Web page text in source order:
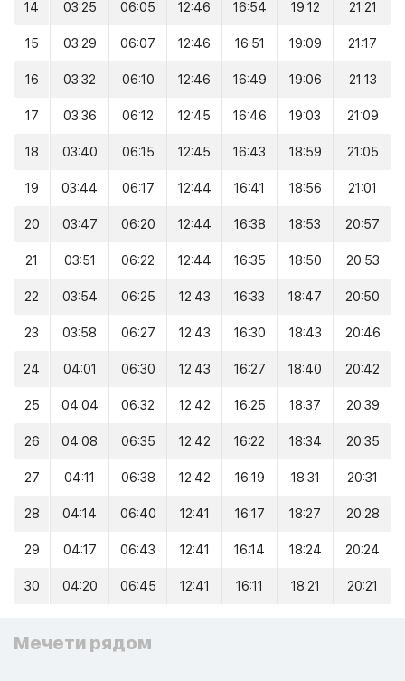
14 03:25 06:05 12:46 16:54 19:12 21:21
15 03:29 06:07 12:46 16:51 19:09 21:17
16 03:32 06:10 12:46 16:49 19:06 21:13
17 03:36 06:12 12:45 16:46 19:03 21:09
18 03:40 06:15 12:45 16:43 18:59 21:05
19 03:44 06:17 12:44 16:41 18:56 21:01
20 03:47 06:20 12:44 16:38 18:53 20:57
21 03:51 06:22 12:44 16:35 18:50 20:53
22 03:54 06:25 12:43 16:33 18:47 20:50
23 03:58 06:27 12:43 16:30 18:43 20:46
24 04:01 06:30 12:43 16:27 18:40 20:42
25 04:04 06:32 12:42 16:25 18:37 20:39
26 04:08 06:35 12:42 16:22 18:34 20:35
27 04:11 06:38 12:42 16:19 18:31 20:31
28 04:14 06:40 12:41 16:17 18:27 20:28
29 04:17 06:43 12:41 16:14 18:24 20:24
30 04:20 06:45 12:41 16:11 18:21 20:21
Мечети рядом